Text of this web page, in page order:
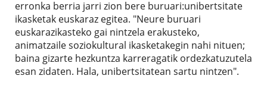
erronka berria jarri zion bere buruari:unibertsitate
ikasketak euskaraz egitea. "Neure buruari
euskarazikasteko gai nintzela erakusteko,
animatzaile soziokultural ikasketakegin nahi nituen;
baina gizarte hezkuntza karreragatik ordezkatuzutela
esan zidaten. Hala, unibertsitatean sartu nintzen".